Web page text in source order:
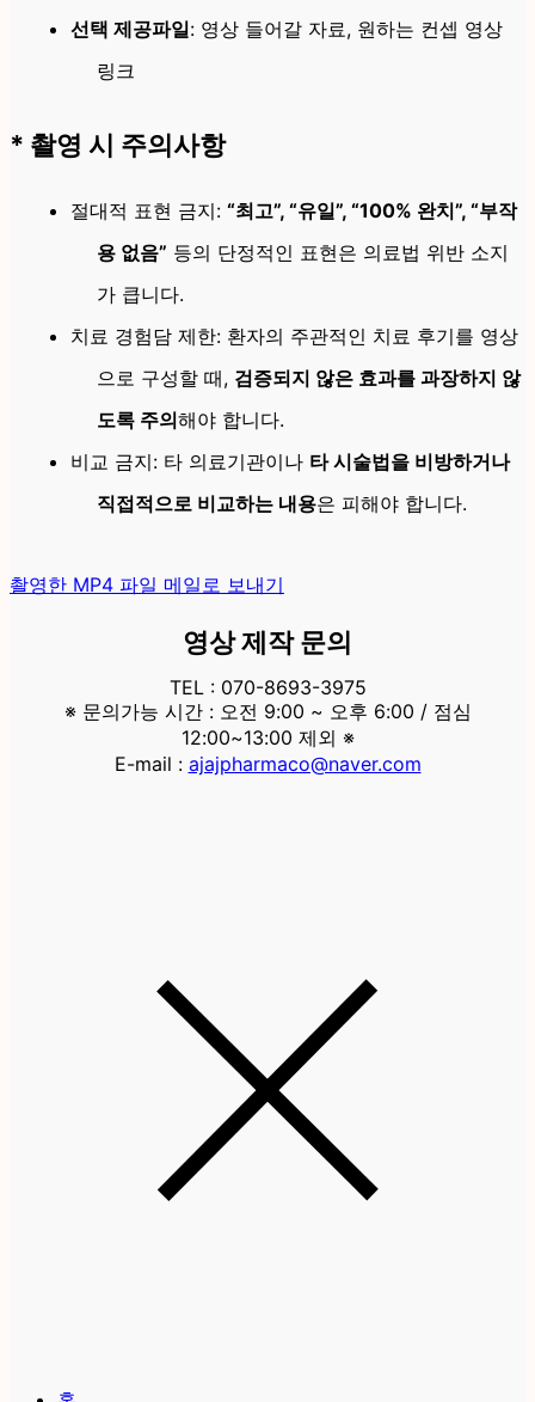
선택 제공파일: 영상 들어갈 자료, 원하는 컨셉 영상
링크
* 촬영 시 주의사항
절대적 표현 금지: “최고”, “유일”, “100% 완치”, “부작
용 없음” 등의 단정적인 표현은 의료법 위반 소지
가 큽니다.
치료 경험담 제한: 환자의 주관적인 치료 후기를 영상
으로 구성할 때, 검증되지 않은 효과를 과장하지 않
도록 주의해야 합니다.
비교 금지: 타 의료기관이나 타 시술법을 비방하거나
직접적으로 비교하는 내용은 피해야 합니다.
촬영한 MP4 파일 메일로 보내기
영상 제작 문의
TEL : 070-8693-3975
※ 문의가능 시간 : 오전 9:00 ~ 오후 6:00 / 점심
12:00~13:00 제외 ※
E-mail : ajajpharmaco@naver.com